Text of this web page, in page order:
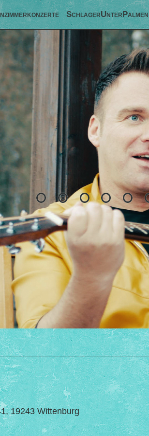
SchlagerUnterPalmen
19243 Wittenburg